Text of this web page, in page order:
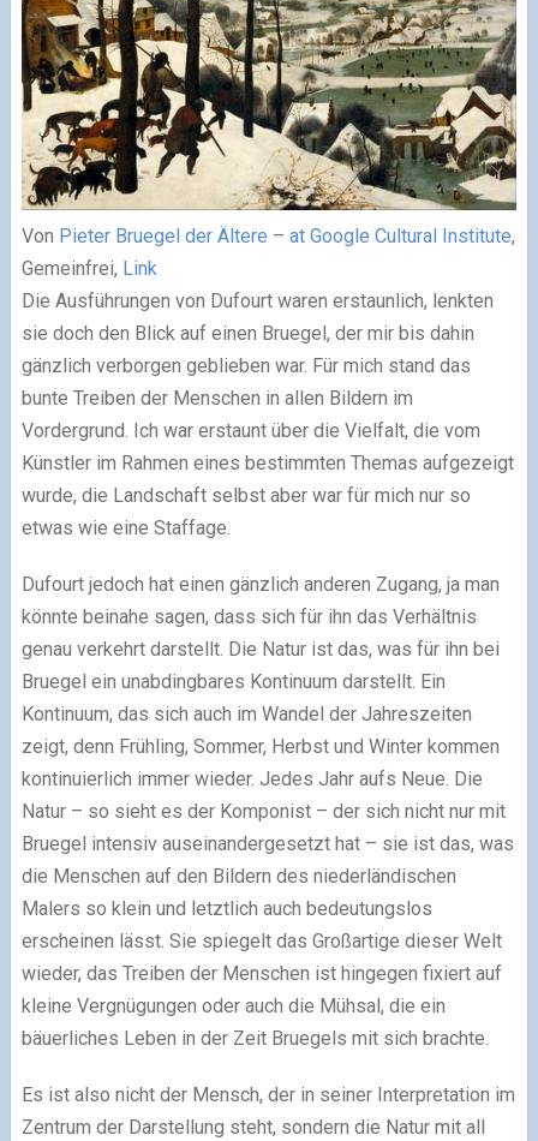
Von Pieter Bruegel der Ältere – at Google Cultural Institute,
Gemeinfrei, Link
Die Ausführungen von Dufourt waren erstaunlich, lenkten
sie doch den Blick auf einen Bruegel, der mir bis dahin
gänzlich verborgen geblieben war. Für mich stand das
bunte Treiben der Menschen in allen Bildern im
Vordergrund. Ich war erstaunt über die Vielfalt, die vom
Künstler im Rahmen eines bestimmten Themas aufgezeigt
wurde, die Landschaft selbst aber war für mich nur so
etwas wie eine Staffage.
Dufourt jedoch hat einen gänzlich anderen Zugang, ja man
könnte beinahe sagen, dass sich für ihn das Verhältnis
genau verkehrt darstellt. Die Natur ist das, was für ihn bei
Bruegel ein unabdingbares Kontinuum darstellt. Ein
Kontinuum, das sich auch im Wandel der Jahreszeiten
zeigt, denn Frühling, Sommer, Herbst und Winter kommen
kontinuierlich immer wieder. Jedes Jahr aufs Neue. Die
Natur – so sieht es der Komponist – der sich nicht nur mit
Bruegel intensiv auseinandergesetzt hat – sie ist das, was
die Menschen auf den Bildern des niederländischen
Malers so klein und letztlich auch bedeutungslos
erscheinen lässt. Sie spiegelt das Großartige dieser Welt
wieder, das Treiben der Menschen ist hingegen fixiert auf
kleine Vergnügungen oder auch die Mühsal, die ein
bäuerliches Leben in der Zeit Bruegels mit sich brachte.
Es ist also nicht der Mensch, der in seiner Interpretation im
Zentrum der Darstellung steht, sondern die Natur mit all